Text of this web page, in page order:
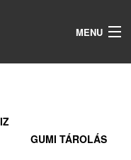
MENU
GUMI TÁROLÁS